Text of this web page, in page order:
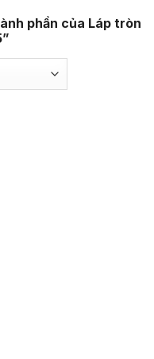
phần của Láp tròn